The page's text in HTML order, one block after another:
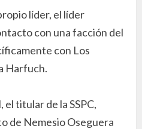
líder, el líder
con una facción del
con Los
Harfuch.
titular de la SSPC,
de Nemesio Oseguera